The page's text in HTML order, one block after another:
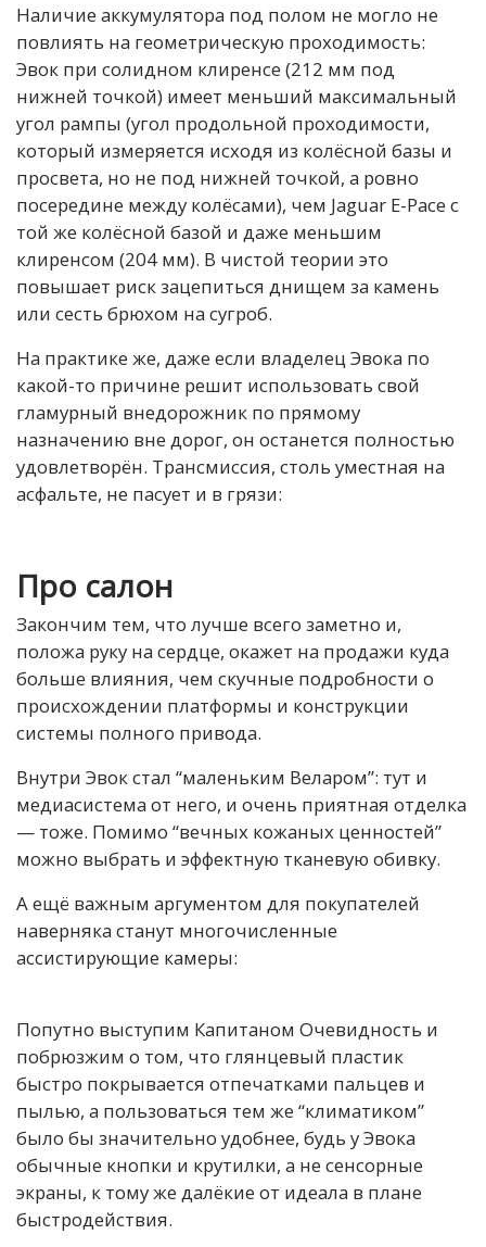
Наличие аккумулятора под полом не могло не
повлиять на геометрическую проходимость:
Эвок при солидном клиренсе (212 мм под
нижней точкой) имеет меньший максимальный
угол рампы (угол продольной проходимости,
который измеряется исходя из колёсной базы и
просвета, но не под нижней точкой, а ровно
посередине между колёсами), чем Jaguar E-Pace с
той же колёсной базой и даже меньшим
клиренсом (204 мм). В чистой теории это
повышает риск зацепиться днищем за камень
или сесть брюхом на сугроб.
На практике же, даже если владелец Эвока по
какой-то причине решит использовать свой
гламурный внедорожник по прямому
назначению вне дорог, он останется полностью
удовлетворён. Трансмиссия, столь уместная на
асфальте, не пасует и в грязи:
Про салон
Закончим тем, что лучше всего заметно и,
положа руку на сердце, окажет на продажи куда
больше влияния, чем скучные подробности о
происхождении платформы и конструкции
системы полного привода.
Внутри Эвок стал “маленьким Веларом”: тут и
медиасистема от него, и очень приятная отделка
— тоже. Помимо “вечных кожаных ценностей”
можно выбрать и эффектную тканевую обивку.
А ещё важным аргументом для покупателей
наверняка станут многочисленные
ассистирующие камеры:
Попутно выступим Капитаном Очевидность и
побрюзжим о том, что глянцевый пластик
быстро покрывается отпечатками пальцев и
пылью, а пользоваться тем же “климатиком”
было бы значительно удобнее, будь у Эвока
обычные кнопки и крутилки, а не сенсорные
экраны, к тому же далёкие от идеала в плане
быстродействия.